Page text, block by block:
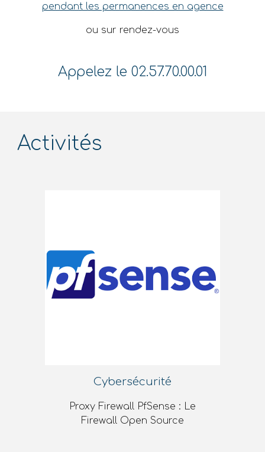
pendant les permanences en agence
ou sur rendez-vous
Appelez le 02.57.70.00.01
Activités
Cybersécurité
Proxy Firewall PfSense : Le
Firewall Open Source